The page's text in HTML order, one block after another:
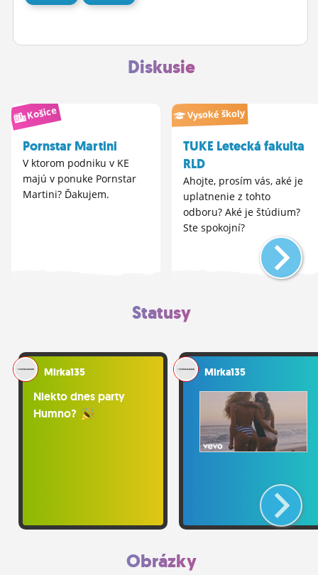
Diskusie
Košice
Pornstar Martini
V ktorom podniku v KE
majú v ponuke Pornstar
Martini? Ďakujem.
Vysoké školy
TUKE Letecká fakulta
RLD
Ahojte, prosím vás, aké je
uplatnenie z tohto
odboru? Aké je štúdium?
Ste spokojní?
Statusy
Mirka135
Niekto dnes party
Humno?
Mirka135
Obrázky